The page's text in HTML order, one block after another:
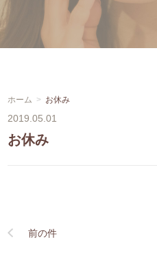
ホーム お休み
2019.05.01
お休み
前の件